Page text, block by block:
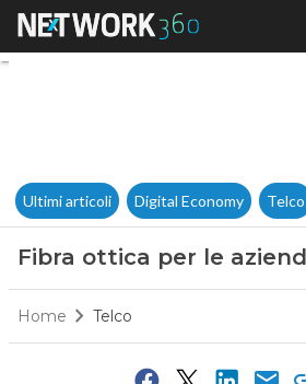
Fibra
Ultimi articoli Digital Economy Telco
Fibra ottica per le
Home Telco